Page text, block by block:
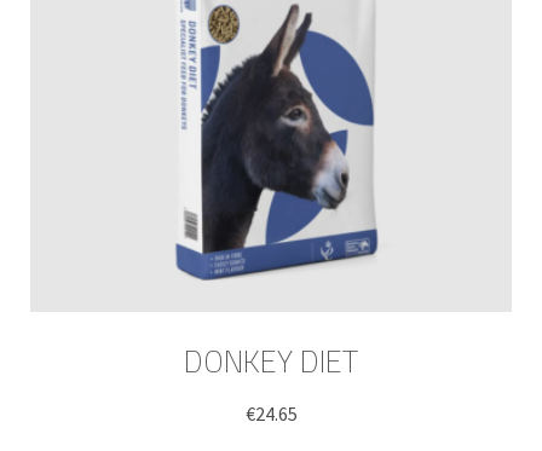
DONKEY DIET
€24.65